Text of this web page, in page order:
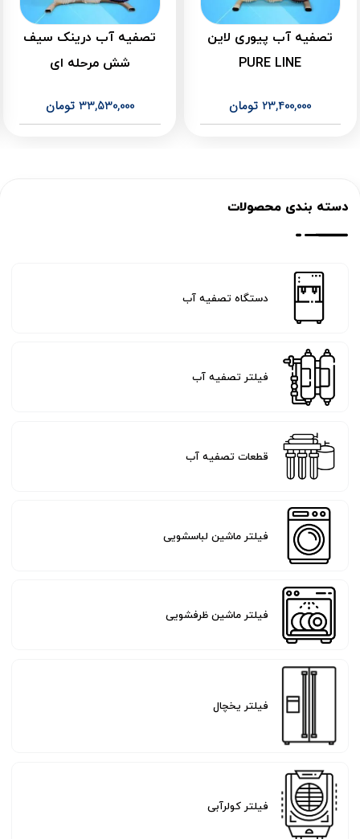
تصفیه آب پیوری لاین
PURE LINE
23,400,000 تومان
تصفیه آب درینک سیف
شش مرحله ای
33,530,000 تومان
دسته بندی محصولات
دستگاه تصفیه آب
فیلتر تصفیه آب
قطعات تصفیه آب
فیلتر ماشین لباسشویی
فیلتر ماشین ظرفشویی
فیلتر یخچال
فیلتر کولرآبی